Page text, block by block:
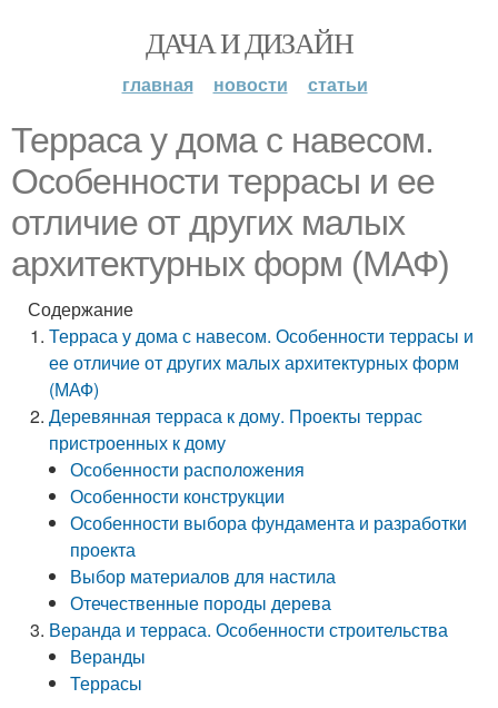
ДАЧА И ДИЗАЙН
главная новости статьи
Терраса у дома с навесом.
Особенности террасы и ее
отличие от других малых
архитектурных форм (МАФ)
Содержание
Терраса у дома с навесом. Особенности террасы и
ее отличие от других малых архитектурных форм
(МАФ)
Деревянная терраса к дому. Проекты террас
пристроенных к дому
Особенности расположения
Особенности конструкции
Особенности выбора фундамента и разработки
проекта
Выбор материалов для настила
Отечественные породы дерева
Веранда и терраса. Особенности строительства
Веранды
Террасы